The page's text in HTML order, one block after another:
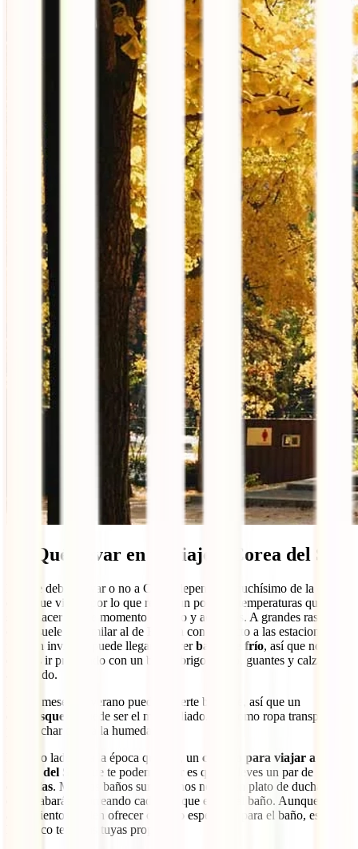
11. Qué llevar en tu viaje a Corea del Sur
Lo que debes llevar o no a Corea dependerá muchísimo de la época
en la que viajes, por lo que revisa un poco las temperaturas que
suele hacer en ese momento del año y acertarás. A grandes rasgos, el
clima suele ser similar al de España con respecto a las estaciones,
pero en invierno puede llegar a hacerbastante frío, así que no está
de más ir preparado con un buen abrigo, gorro, guantes y calzado
adecuado.
En los meses de verano puede lloverte bastante, así que un
chubasquero
puede ser el mejor aliado. Así como ropa transpirable
para luchar contra la humedad.
Por otro lado, sea la época que sea, un consejo para viajar a
Corea del Sur
que te podemos dar es que te lleves un par de
chanclas. Muchos baños surcoreanos no tienen plato de ducha, así
que acabarás chorreando cada vez que entres al baño. Aunque los
alojamientos suelen ofrecer calzado específico para el baño, es más
higiénico tener las tuyas propias.